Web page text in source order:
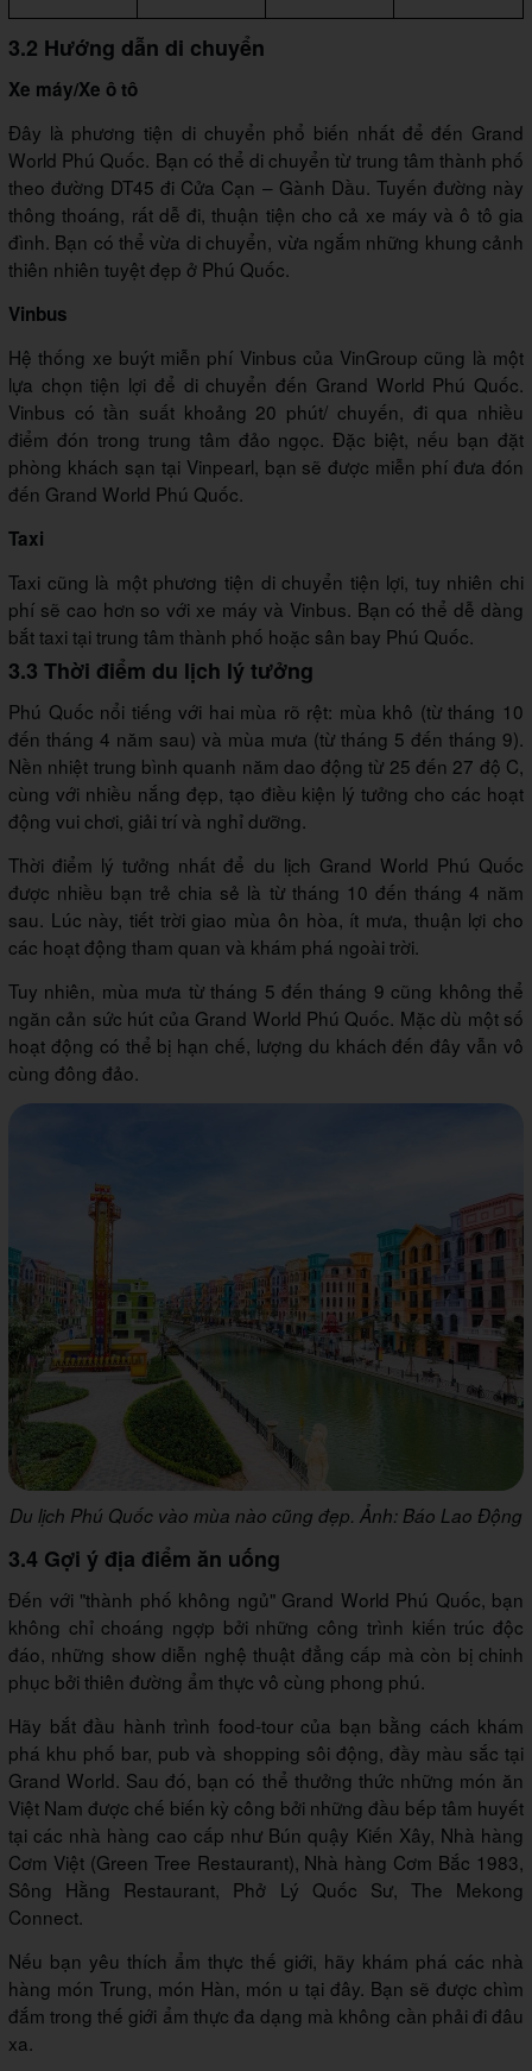
3.2 Hướng dẫn di chuyển
Xe máy/Xe ô tô
Đây là phương tiện di chuyển phổ biến nhất để đến Grand
World Phú Quốc. Bạn có thể di chuyển từ trung tâm thành phố
theo đường DT45 đi Cửa Cạn – Gành Dầu. Tuyến đường này
thông thoáng, rất dễ đi, thuận tiện cho cả xe máy và ô tô gia
đình. Bạn có thể vừa di chuyển, vừa ngắm những khung cảnh
thiên nhiên tuyệt đẹp ở Phú Quốc.
Vinbus
Hệ thống xe buýt miễn phí Vinbus của VinGroup cũng là một
lựa chọn tiện lợi để di chuyển đến Grand World Phú Quốc.
Vinbus có tần suất khoảng 20 phút/ chuyến, đi qua nhiều
điểm đón trong trung tâm đảo ngọc. Đặc biệt, nếu bạn đặt
phòng khách sạn tại Vinpearl, bạn sẽ được miễn phí đưa đón
đến Grand World Phú Quốc.
Taxi
Taxi cũng là một phương tiện di chuyển tiện lợi, tuy nhiên chi
phí sẽ cao hơn so với xe máy và Vinbus. Bạn có thể dễ dàng
bắt taxi tại trung tâm thành phố hoặc sân bay Phú Quốc.
3.3 Thời điểm du lịch lý tưởng
Phú Quốc nổi tiếng với hai mùa rõ rệt: mùa khô (từ tháng 10
đến tháng 4 năm sau) và mùa mưa (từ tháng 5 đến tháng 9).
Nền nhiệt trung bình quanh năm dao động từ 25 đến 27 độ C,
cùng với nhiều nắng đẹp, tạo điều kiện lý tưởng cho các hoạt
động vui chơi, giải trí và nghỉ dưỡng.
Thời điểm lý tưởng nhất để du lịch Grand World Phú Quốc
được nhiều bạn trẻ chia sẻ là từ tháng 10 đến tháng 4 năm
sau. Lúc này, tiết trời giao mùa ôn hòa, ít mưa, thuận lợi cho
các hoạt động tham quan và khám phá ngoài trời.
Tuy nhiên, mùa mưa từ tháng 5 đến tháng 9 cũng không thể
ngăn cản sức hút của Grand World Phú Quốc. Mặc dù một số
hoạt động có thể bị hạn chế, lượng du khách đến đây vẫn vô
cùng đông đảo.
Du lịch Phú Quốc vào mùa nào cũng đẹp. Ảnh: Báo Lao Động
3.4 Gợi ý địa điểm ăn uống
Đến với "thành phố không ngủ" Grand World Phú Quốc, bạn
không chỉ choáng ngợp bởi những công trình kiến trúc độc
đáo, những show diễn nghệ thuật đẳng cấp mà còn bị chinh
phục bởi thiên đường ẩm thực vô cùng phong phú.
Hãy bắt đầu hành trình food-tour của bạn bằng cách khám
phá khu phố bar, pub và shopping sôi động, đầy màu sắc tại
Grand World. Sau đó, bạn có thể thưởng thức những món ăn
Việt Nam được chế biến kỳ công bởi những đầu bếp tâm huyết
tại các nhà hàng cao cấp như Bún quậy Kiến Xây, Nhà hàng
Cơm Việt (Green Tree Restaurant), Nhà hàng Cơm Bắc 1983,
Sông Hằng Restaurant, Phở Lý Quốc Sư, The Mekong
Connect.
Nếu bạn yêu thích ẩm thực thế giới, hãy khám phá các nhà
hàng món Trung, món Hàn, món u tại đây. Bạn sẽ được chìm
đắm trong thế giới ẩm thực đa dạng mà không cần phải đi đâu
xa.